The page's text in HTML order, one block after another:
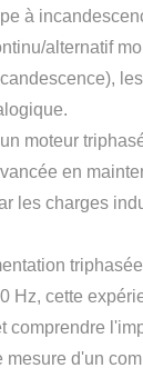
à
alternatif
moteur
en
les charges
triphasée
Hz, cette
d'un